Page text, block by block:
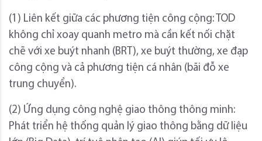
(1) Liên kết giữa các phương tiện công cộng: TOD
không chỉ xoay quanh metro mà cần kết nối chặt
chẽ với xe buýt nhanh (BRT), xe buýt thường, xe đạp
công cộng và cả phương tiện cá nhân (bãi đỗ xe
trung chuyển).
(2) Ứng dụng công nghệ giao thông thông minh:
Phát triển hệ thống quản lý giao thông bằng dữ liệu